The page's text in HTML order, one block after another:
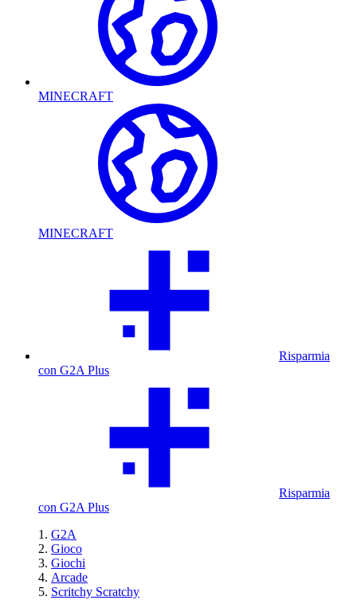
MINECRAFT
MINECRAFT
Risparmia
con G2A Plus
Risparmia
con G2A Plus
G2A
Gioco
Giochi
Arcade
Scritchy Scratchy